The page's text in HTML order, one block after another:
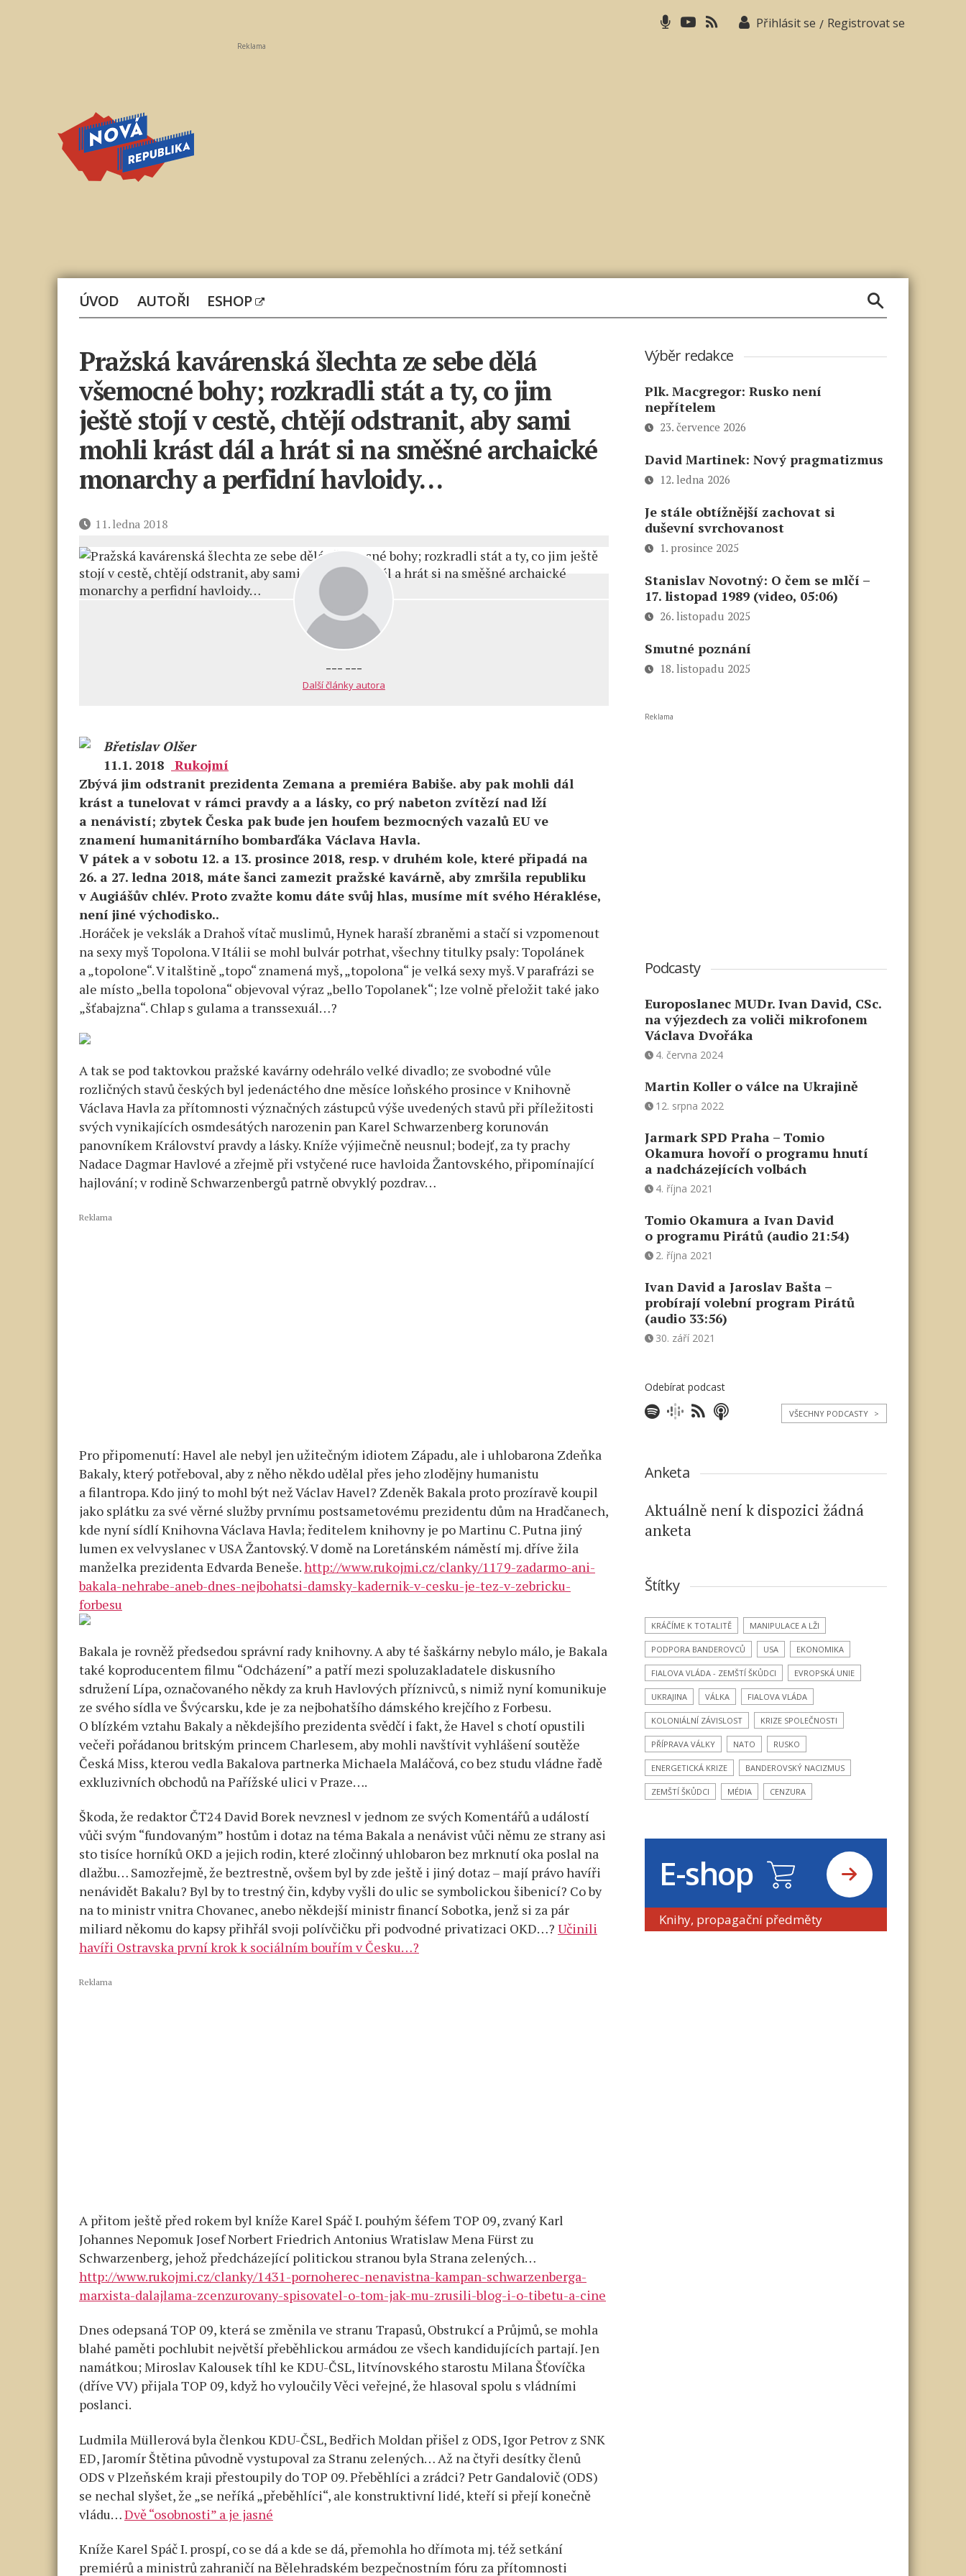
Přihlásit se / Registrovat se
Reklama
ÚVOD AUTOŘI ESHOP
Pražská kavárenská šlechta ze sebe dělá
všemocné bohy; rozkradli stát a ty, co jim
ještě stojí v cestě, chtějí odstranit, aby sami
mohli krást dál a hrát si na směšné archaické
monarchy a perfidní havloidy…
Datum11. ledna 2018
--- ---
Další články autora
Břetislav Olšer
11.1. 2018
Rukojmí
Zbývá jim odstranit prezidenta Zemana a premiéra Babiše. aby pak mohli dál
krást a tunelovat v rámci pravdy a a lásky, co prý nabeton zvítězí nad lží
a nenávistí; zbytek Česka pak bude jen houfem bezmocných vazalů EU ve
znamení humanitárního bombarďáka Václava Havla.
V pátek a v sobotu 12. a 13. prosince 2018, resp. v druhém kole, které připadá na
26. a 27. ledna 2018, máte šanci zamezit pražské kavárně, aby zmršila republiku
v Augiášův chlév. Proto zvažte komu dáte svůj hlas, musíme mít svého Héraklése,
není jiné východisko..
.Horáček je vekslák a Drahoš vítač muslimů, Hynek haraší zbraněmi a stačí si vzpomenout
na sexy myš Topolona. V Itálii se mohl bulvár potrhat, všechny titulky psaly: Topolánek
a „topolone“. V italštině „topo“ znamená myš, „topolona“ je velká sexy myš. V parafrázi se
ale místo „bella topolona“ objevoval výraz „bello Topolanek“; lze volně přeložit také jako
„šťabajzna“. Chlap s gulama a transsexuál…?
A tak se pod taktovkou pražské kavárny odehrálo velké divadlo; ze svobodné vůle
rozličných stavů českých byl jedenáctého dne měsíce loňského prosince v Knihovně
Václava Havla za přítomnosti význačných zástupců výše uvedených stavů při příležitosti
svých vynikajících osmdesátých narozenin pan Karel Schwarzenberg korunován
panovníkem Království pravdy a lásky. Kníže výjimečně neusnul; bodejť, za ty prachy
Nadace Dagmar Havlové a zřejmě při vstyčené ruce havloida Žantovského, připomínající
hajlování; v rodině Schwarzenbergů patrně obvyklý pozdrav…
Reklama
Pro připomenutí: Havel ale nebyl jen užitečným idiotem Západu, ale i uhlobarona Zdeňka
Bakaly, který potřeboval, aby z něho někdo udělal přes jeho zlodějny humanistu
a filantropa. Kdo jiný to mohl být než Václav Havel? Zdeněk Bakala proto prozíravě koupil
jako splátku za své věrné služby prvnímu postsametovému prezidentu dům na Hradčanech,
kde nyní sídlí Knihovna Václava Havla; ředitelem knihovny je po Martinu C. Putna jiný
lumen ex velvyslanec v USA Žantovský. V domě na Loretánském náměstí mj. dříve žila
manželka prezidenta Edvarda Beneše.http://www.rukojmi.cz/clanky/1179-zadarmo-ani-
bakala-nehrabe-aneb-dnes-nejbohatsi-damsky-kadernik-v-cesku-je-tez-v-zebricku-
forbesu
Bakala je rovněž předsedou správní rady knihovny. A aby té šaškárny nebylo málo, je Bakala
také koproducentem filmu “Odcházení” a patří mezi spoluzakladatele diskusního
sdružení Lípa, označovaného někdy za kruh Havlových příznivců, s nimiž nyní komunikuje
ze svého sídla ve Švýcarsku, kde je za nejbohatšího dámského krejčího z Forbesu.
O blízkém vztahu Bakaly a někdejšího prezidenta svědčí i fakt, že Havel s chotí opustili
večeři pořádanou britským princem Charlesem, aby mohli navštívit vyhlášení soutěže
Česká Miss, kterou vedla Bakalova partnerka Michaela Maláčová, co bez studu vládne řadě
exkluzivních obchodů na Pařížské ulici v Praze….
Škoda, že redaktor ČT24 David Borek nevznesl v jednom ze svých Komentářů a událostí
vůči svým “fundovaným” hostům i dotaz na téma Bakala a nenávist vůči němu ze strany asi
sto tisíce horníků OKD a jejich rodin, které zločinný uhlobaron bez mrknutí oka poslal na
dlažbu… Samozřejmě, že beztrestně, ovšem byl by zde ještě i jiný dotaz – mají právo havíři
nenávidět Bakalu? Byl by to trestný čin, kdyby vyšli do ulic se symbolickou šibenicí? Co by
na to ministr vnitra Chovanec, anebo někdejší ministr financí Sobotka, jenž si za pár
miliard někomu do kapsy přihřál svoji polívčičku při podvodné privatizaci OKD…? Učinili
havíři Ostravska první krok k sociálním bouřím v Česku…?
Reklama
A přitom ještě před rokem byl kníže Karel Spáč I. pouhým šéfem TOP 09, zvaný Karl
Johannes Nepomuk Josef Norbert Friedrich Antonius Wratislaw Mena Fürst zu
Schwarzenberg, jehož předcházející politickou stranou byla Strana zelených…
http://www.rukojmi.cz/clanky/1431-pornoherec-nenavistna-kampan-schwarzenberga-
marxista-dalajlama-zcenzurovany-spisovatel-o-tom-jak-mu-zrusili-blog-i-o-tibetu-a-cine
Dnes odepsaná TOP 09, která se změnila ve stranu Trapasů, Obstrukcí a Průjmů, se mohla
blahé paměti pochlubit největší přeběhlickou armádou ze všech kandidujících partají. Jen
namátkou; Miroslav Kalousek tíhl ke KDU-ČSL, litvínovského starostu Milana Šťovíčka
(dříve VV) přijala TOP 09, když ho vyloučily Věci veřejné, že hlasoval spolu s vládními
poslanci.
Ludmila Müllerová byla členkou KDU-ČSL, Bedřich Moldan přišel z ODS, Igor Petrov z SNK
ED, Jaromír Štětina původně vystupoval za Stranu zelených… Až na čtyři desítky členů
ODS v Plzeňském kraji přestoupily do TOP 09. Přeběhlíci a zrádci? Petr Gandalovič (ODS)
se nechal slyšet, že „se neříká „přeběhlíci“, ale konstruktivní lidé, kteří si přejí konečně
vládu…Dvě “osobnosti” a je jasné
Kníže Karel Spáč I. prospí, co se dá a kde se dá, přemohla ho dřímota mj. též setkání
premiérů a ministrů zahraničí na Bělehradském bezpečnostním fóru za přítomnosti
Výběr redakce
Plk. Macgregor: Rusko není
nepřítelem
23. července 2026
David Martinek: Nový pragmatizmus
12. ledna 2026
Je stále obtížnější zachovat si
duševní svrchovanost
1. prosince 2025
Stanislav Novotný: O čem se mlčí –
17. listopad 1989 (video, 05:06)
26. listopadu 2025
Smutné poznání
18. listopadu 2025
Reklama
Podcasty
Europoslanec MUDr. Ivan David, CSc.
na výjezdech za voliči mikrofonem
Václava Dvořáka
4. června 2024
Martin Koller o válce na Ukrajině
12. srpna 2022
Jarmark SPD Praha – Tomio
Okamura hovoří o programu hnutí
a nadcházejících volbách
4. října 2021
Tomio Okamura a Ivan David
o programu Pirátů (audio 21:54)
2. října 2021
Ivan David a Jaroslav Bašta –
probírají volební program Pirátů
(audio 33:56)
30. září 2021
Odebírat podcast
VŠECHNY PODCASTY >
Anketa
Aktuálně není k dispozici žádná
anketa
Štítky
KRÁČÍME K TOTALITĚ MANIPULACE A LŽI
PODPORA BANDEROVCŮ USA EKONOMIKA
FIALOVA VLÁDA - ZEMŠTÍ ŠKŮDCI EVROPSKÁ UNIE
UKRAJINA VÁLKA FIALOVA VLÁDA
KOLONIÁLNÍ ZÁVISLOST KRIZE SPOLEČNOSTI
PŘÍPRAVA VÁLKY NATO RUSKO
ENERGETICKÁ KRIZE BANDEROVSKÝ NACIZMUS
ZEMŠTÍ ŠKŮDCI MÉDIA CENZURA
E-shop
Knihy, propagační předměty